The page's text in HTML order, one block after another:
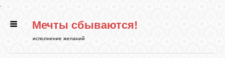
.
ГЛАВНАЯ Мечты сбываются!
исполнение желаний